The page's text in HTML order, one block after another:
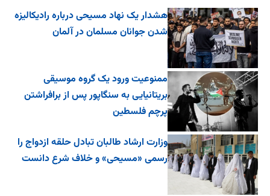
هشدار یک نهاد مسیحی درباره رادیکالیزه
شدن جوانان مسلمان در آلمان
ممنوعیت ورود یک گروه موسیقی
بریتانیایی به سنگاپور پس از برافراشتن
پرچم فلسطین
وزارت ارشاد طالبان تبادل حلقه ازدواج را
رسمی «مسیحی» و خلاف شرع دانست